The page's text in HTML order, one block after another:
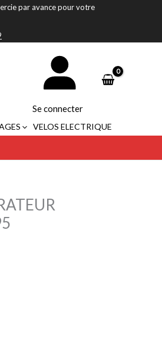
par avance pour votre
Se connecter
VELOS ELECTRIQUE